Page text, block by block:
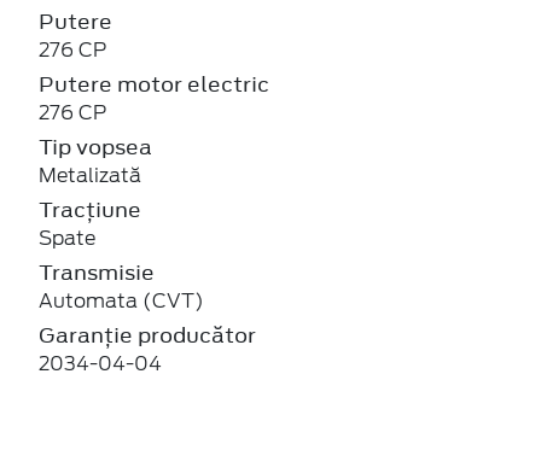
Putere
276 CP
Putere motor electric
276 CP
Tip vopsea
Metalizată
Tracțiune
Spate
Transmisie
Automata (CVT)
Garanție producător
2034-04-04